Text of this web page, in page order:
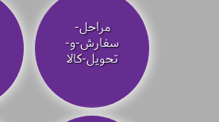
مراحل-
سفارش-و-
تحویل-کالا